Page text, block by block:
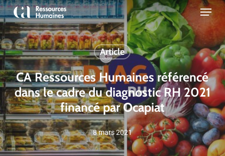
Skip
to
main
content
Menu
Article
CA Ressources Humaines référencé
dans le cadre du diagnostic RH 2021
financé par Ocapiat
8 mars 2021
Close
Menu